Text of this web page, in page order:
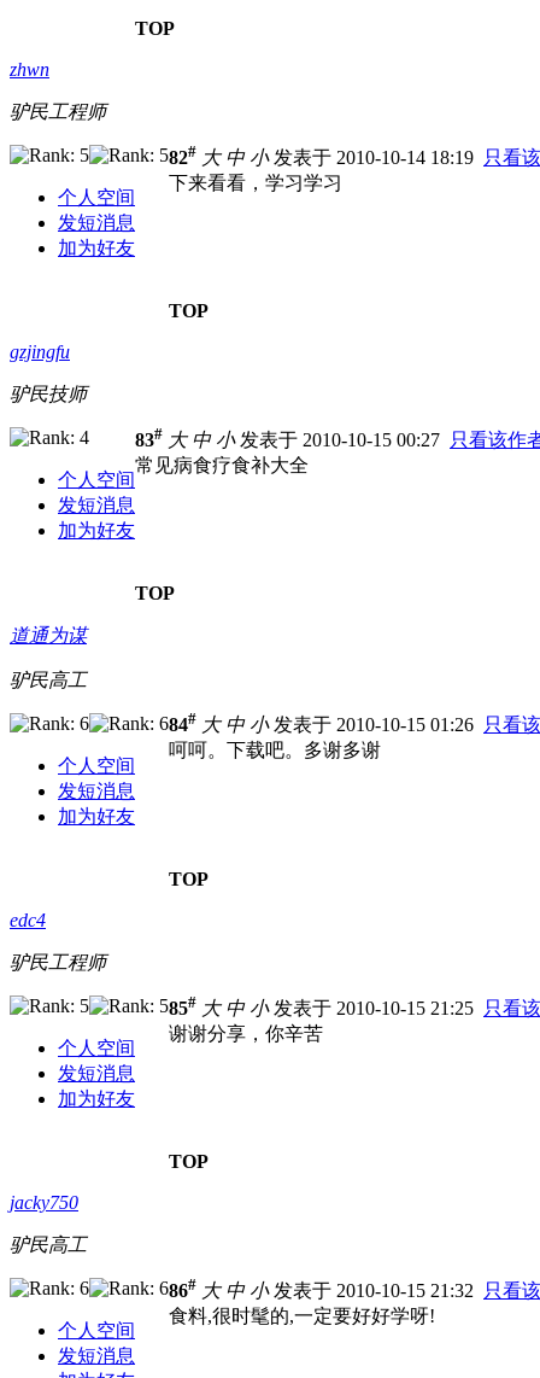
TOP
zhwn
驴民工程师
个人空间
发短消息
加为好友
82# 大 中 小发表于 2010-10-14 18:19 只看
下来看看，学习学习
TOP
gzjingfu
驴民技师
个人空间
发短消息
加为好友
83# 大 中 小发表于 2010-10-15 00:27 只看该作
常见病食疗食补大全
TOP
道通为谋
驴民高工
个人空间
发短消息
加为好友
84# 大 中 小发表于 2010-10-15 01:26 只看
呵呵。下载吧。多谢多谢
TOP
edc4
驴民工程师
个人空间
发短消息
加为好友
85# 大 中 小发表于 2010-10-15 21:25 只看
谢谢分享，你辛苦
TOP
jacky750
驴民高工
个人空间
发短消息
86# 大 中 小发表于 2010-10-15 21:32
只看
食料,很时髦的,一定要好好学呀!